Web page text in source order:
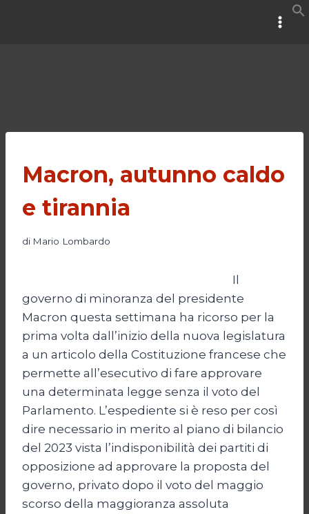
Macron, autunno caldo
e tirannia
di Mario Lombardo
Il
governo di minoranza del presidente
Macron questa settimana ha ricorso per la
prima volta dall’inizio della nuova legislatura
a un articolo della Costituzione francese che
permette all’esecutivo di fare approvare
una determinata legge senza il voto del
Parlamento. L’espediente si è reso per così
dire necessario in merito al piano di bilancio
del 2023 vista l’indisponibilità dei partiti di
opposizione ad approvare la proposta del
governo, privato dopo il voto del maggio
scorso della maggioranza assoluta